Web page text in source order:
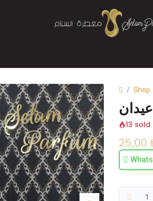
Shop
13
25,00